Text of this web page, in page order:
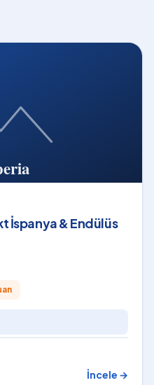
İspanya & Endülüs
İncele →